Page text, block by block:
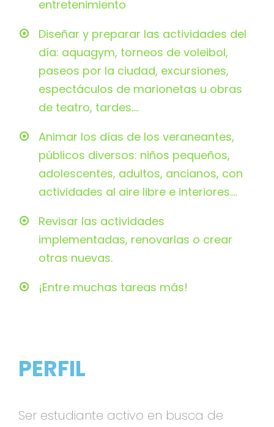
entretenimiento
Diseñar y preparar las actividades del
día: aquagym, torneos de voleibol,
paseos por la ciudad, excursiones,
espectáculos de marionetas u obras
de teatro, tardes....
Animar los días de los veraneantes,
públicos diversos: niños pequeños,
adolescentes, adultos, ancianos, con
actividades al aire libre e interiores....
Revisar las actividades
implementadas, renovarlas o crear
otras nuevas.
¡Entre muchas tareas más!
PERFIL
Ser estudiante activo en busca de